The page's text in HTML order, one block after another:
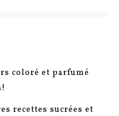
coloré et parfumé
recettes sucrées et